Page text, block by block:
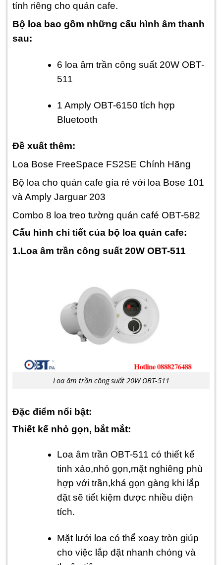
tính riêng cho quán cafe.
Bộ loa bao gồm những cấu hình âm thanh
sau:
6 loa âm trần công suất 20W OBT-
511
1 Amply OBT-6150 tích hợp
Bluetooth
Đề xuất thêm:
Loa Bose FreeSpace FS2SE Chính Hãng
Bộ loa cho quán cafe gía rẻ với loa Bose 101
và Amply Jarguar 203
Combo 8 loa treo tường quán café OBT-582
Cấu hình chi tiết của bộ loa quán cafe:
1.Loa âm trần công suất 20W OBT-511
Loa âm trần công suất 20W OBT-511
Đặc điểm nổi bật:
Thiết kế nhỏ gọn, bắt mắt:
Loa âm trần OBT-511 có thiết kế
tinh xảo,nhỏ gọn,mặt nghiêng phù
hợp với trần,khá gọn gàng khi lắp
đặt sẽ tiết kiệm được nhiều diện
tích.
Mặt lưới loa có thể xoay tròn giúp
cho việc lắp đặt nhanh chóng và